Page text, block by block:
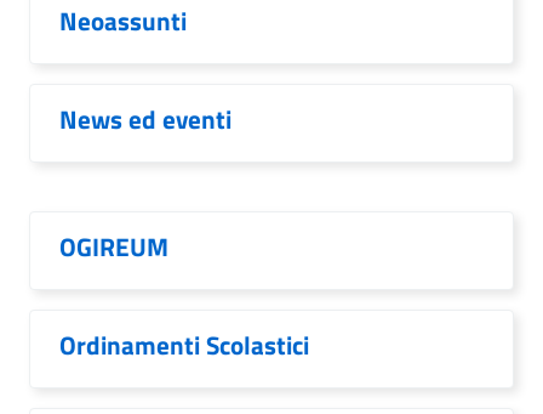
Neoassunti
News ed eventi
OGIREUM
Ordinamenti Scolastici